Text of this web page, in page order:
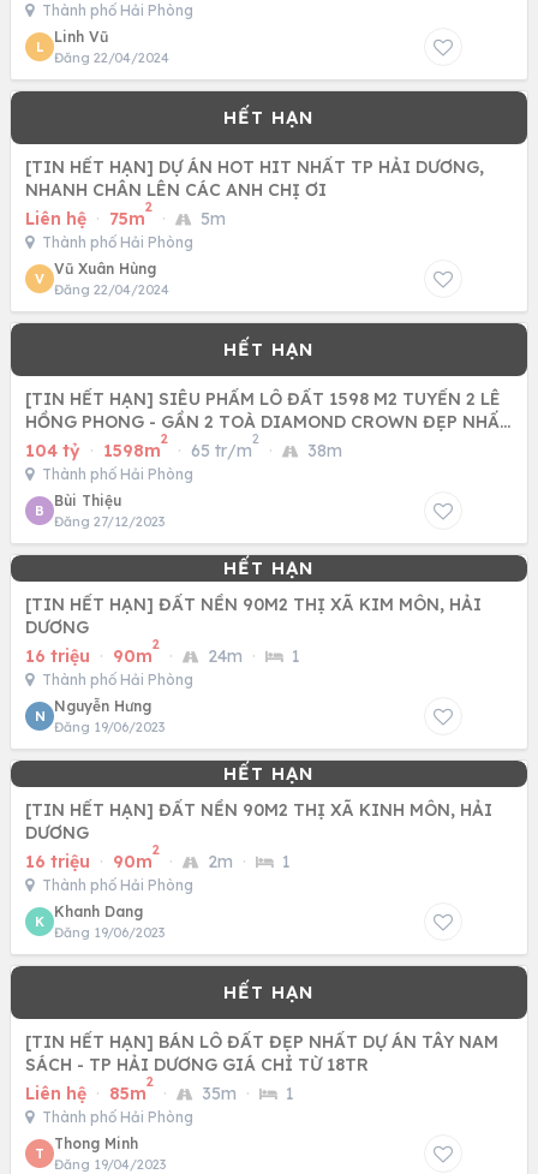
Thành phố Hải Phòng
L
Linh Vũ
Đăng 22/04/2024
[TIN HẾT HẠN] DỰ ÁN HOT HIT NHẤT TP HẢI DƯƠNG,
NHANH CHÂN LÊN CÁC ANH CHỊ ƠI
Liên hệ · 75m
2
· 5m
Thành phố Hải Phòng
V
Vũ Xuân Hùng
Đăng 22/04/2024
[TIN HẾT HẠN] SIÊU PHẨM LÔ ĐẤT 1598 M2 TUYẾN 2 LÊ
HỒNG PHONG - GẦN 2 TOÀ DIAMOND CROWN ĐẸP NHẤT
HẢI PHÒNG - PHÙ
104 tỷ · 1598m
2
· 65 tr/m
2
· 38m
Thành phố Hải Phòng
B
Bùi Thiệu
Đăng 27/12/2023
[TIN HẾT HẠN] ĐẤT NỀN 90M2 THỊ XÃ KIM MÔN, HẢI
DƯƠNG
16 triệu · 90m
2
· 24m · 1
Thành phố Hải Phòng
N
Nguyễn Hưng
Đăng 19/06/2023
[TIN HẾT HẠN] ĐẤT NỀN 90M2 THỊ XÃ KINH MÔN, HẢI
DƯƠNG
16 triệu · 90m
2
· 2m · 1
Thành phố Hải Phòng
K
Khanh Dang
Đăng 19/06/2023
[TIN HẾT HẠN] BÁN LÔ ĐẤT ĐẸP NHẤT DỰ ÁN TÂY NAM
SÁCH - TP HẢI DƯƠNG GIÁ CHỈ TỪ 18TR
Liên hệ · 85m
2
· 35m · 1
Thành phố Hải Phòng
T
Thong Minh
Đăng 19/04/2023